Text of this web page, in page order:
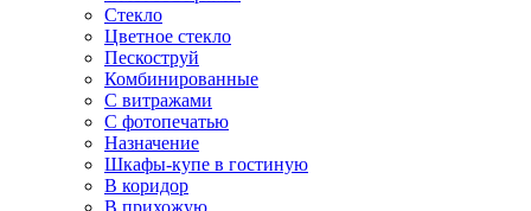
Стекло
Цветное стекло
Пескоструй
Комбинированные
С витражами
С фотопечатью
Назначение
Шкафы-купе в гостиную
В коридор
В прихожую